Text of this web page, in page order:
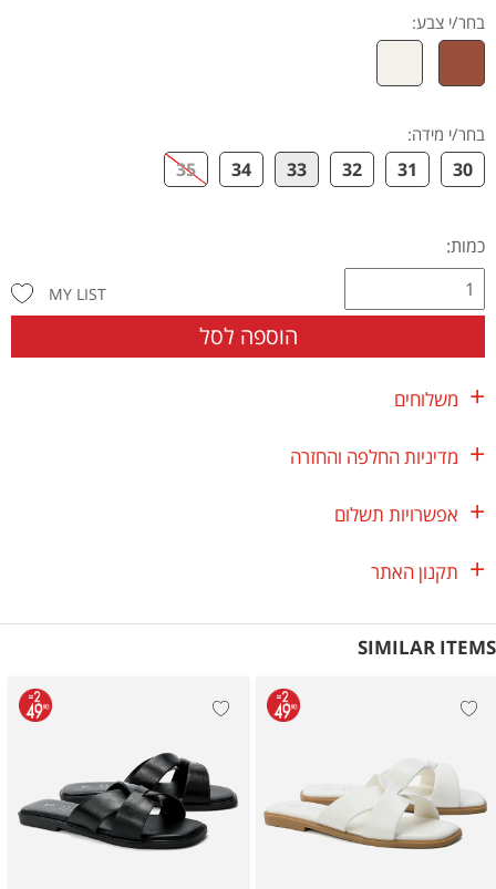
בחר/י צבע:
בחר/י מידה:
30
31
32
33
34
35
כמות:
הוספה לסל
MY LIST
משלוחים
מדיניות החלפה והחזרה
אפשרויות תשלום
תקנון האתר
SIMILAR ITEMS